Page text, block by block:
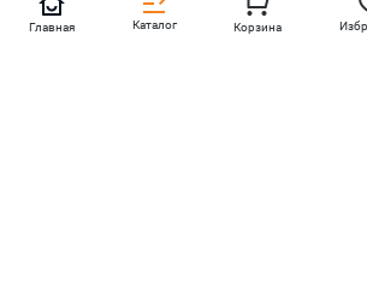
Главная Каталог Корзина